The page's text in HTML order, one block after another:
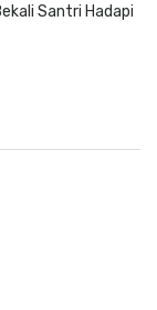
Santri Hadapi